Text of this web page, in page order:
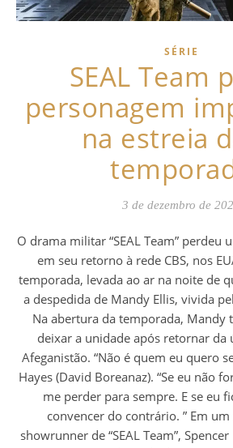
SÉRIE
SEAL Team
personagem
na estreia
3 de dezembro de
O drama militar “SEAL Team” perdeu uma personagem fixa
em seu retorno à rede CBS, nos
temporada, levada ao ar na noite de
a despedida de Mandy Ellis, vivida
Na abertura da temporada, Mandy
deixar a unidade após retornar da
Afeganistão. “Não é quem eu quero
Hayes (David Boreanaz). “Se eu não
me perder para sempre. E se eu
convencer do contrário. ” Em
showrunner de “SEAL Team”,